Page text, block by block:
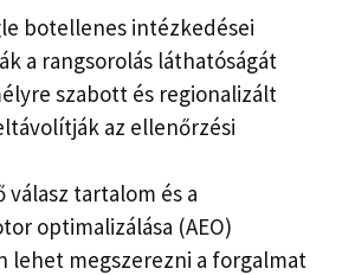
botellenes intézkedései
a rangsorolás láthatóságát
szabott és regionalizált
az ellenőrzési
válasz tartalom és a
optimalizálása (AEO)
lehet megszerezni a forgalmat